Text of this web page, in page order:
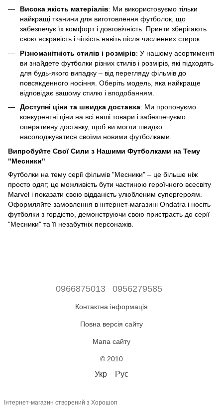
Висока якість матеріалів: Ми використовуємо тільки
найкращі тканини для виготовлення футболок, що
забезпечує їх комфорт і довговічність. Принти зберігають
свою яскравість і чіткість навіть після численних стирок.
Різноманітність стилів і розмірів: У нашому асортименті
ви знайдете футболки різних стилів і розмірів, які підходять
для будь-якого випадку – від перегляду фільмів до
повсякденного носіння. Оберіть модель, яка найкраще
відповідає вашому стилю і вподобанням.
Доступні ціни та швидка доставка: Ми пропонуємо
конкурентні ціни на всі наші товари і забезпечуємо
оперативну доставку, щоб ви могли швидко
насолоджуватися своїми новими футболками.
Випробуйте Свої Сили з Нашими Футболками на Тему
"Месники"
Футболки на тему серії фільмів "Месники" – це більше ніж
просто одяг; це можливість бути частиною героїчного всесвіту
Marvel і показати свою відданість улюбленим супергероям.
Оформляйте замовлення в інтернет-магазині Ondatra і носіть
футболки з гордістю, демонструючи свою пристрасть до серії
"Месники" та її незабутніх персонажів.
0966875013 0956279585
Контактна інформація
Повна версія сайту
Мапа сайту
© 2010
Укр Рус
Інтернет-магазин створений з Хорошоп